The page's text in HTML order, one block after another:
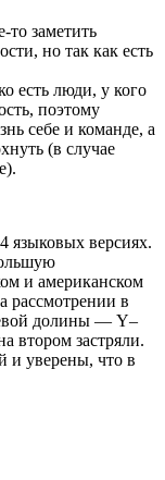
заметить
но так как есть
есть люди, у кого
поэтому
себе и команде, а
(в случае
языковых версиях.
и американском
рассмотрении в
долины — Y–
втором застряли.
и уверены, что в